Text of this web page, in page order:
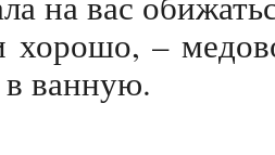
хорошо, –
ванную.